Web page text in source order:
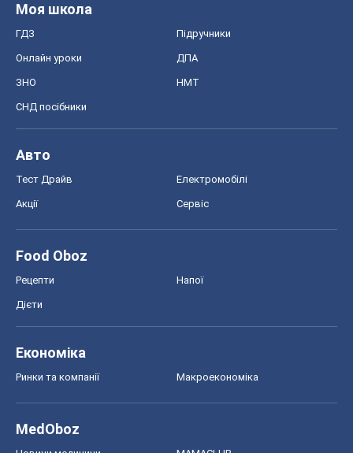
Моя школа
ГДЗ Підручники
Онлайн уроки ДПА
ЗНО НМТ
СНД посібники
Авто
Тест Драйв Електромобілі
Акції Сервіс
Food Oboz
Рецепти Напої
Дієти
Економіка
Ринки та компанії Макроекономіка
MedOboz